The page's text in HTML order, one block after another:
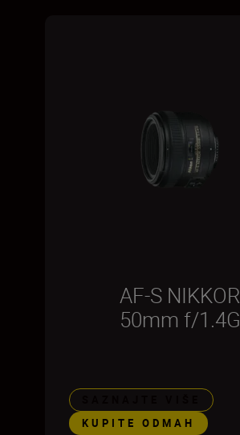
AF-S NIKKOR
50mm f/1.4G
KUPITE ODMAH